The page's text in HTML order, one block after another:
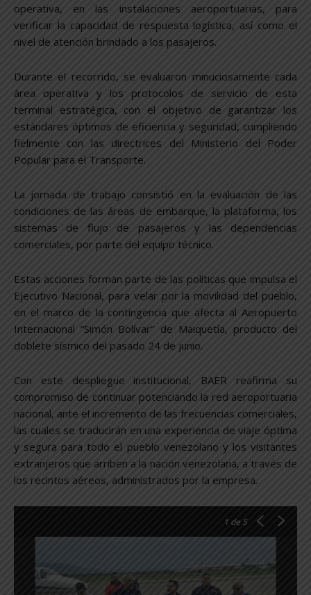
operativa, en las instalaciones aeroportuarias, para
verificar la capacidad de respuesta logística, así como el
nivel de atención brindado a los pasajeros.
Durante el recorrido, se evaluaron minuciosamente cada
área operativa y los protocolos de servicio de esta
terminal estratégica, con el objetivo de garantizar los
estándares óptimos de eficiencia y seguridad, cumpliendo
fielmente con las directrices del Ministerio del Poder
Popular para el Transporte.
La jornada de trabajo consistió en la evaluación de las
condiciones de las áreas de embarque, la plataforma, los
sistemas de flujo de pasajeros y las dependencias
comerciales, por parte del equipo técnico.
Estas acciones forman parte de las políticas que impulsa el
Ejecutivo Nacional, para velar por la movilidad del pueblo,
en el marco de la contingencia que afecta al Aeropuerto
Internacional “Simón Bolívar” de Maiquetía, producto del
doblete sísmico del pasado 24 de junio.
Con este despliegue institucional, BAER reafirma su
compromiso de continuar potenciando la red aeroportuaria
nacional, ante el incremento de las frecuencias comerciales,
las cuales se traducirán en una experiencia de viaje óptima
y segura para todo el pueblo venezolano y los visitantes
extranjeros que arriben a la nación venezolana, a través de
los recintos aéreos, administrados por la empresa.
1 de 5